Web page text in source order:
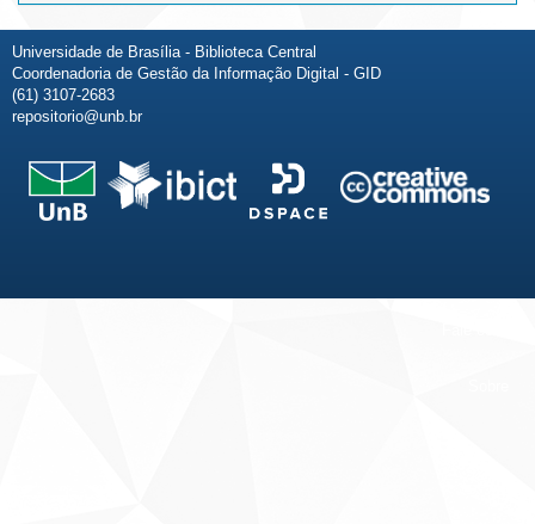
Universidade de Brasília - Biblioteca Central
Coordenadoria de Gestão da Informação Digital - GID
(61) 3107-2683
repositorio@unb.br